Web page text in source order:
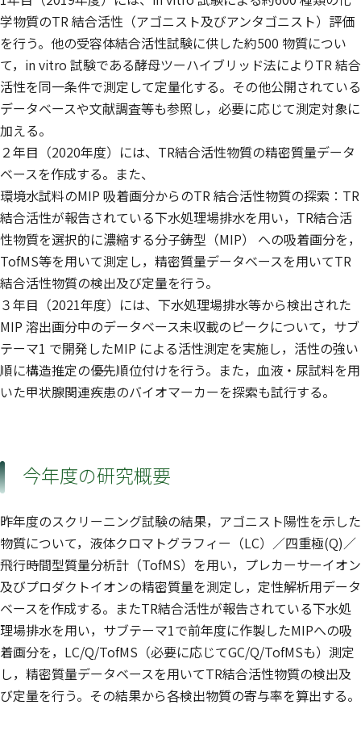
学物質のTR 結合活性（アゴニスト及びアンタゴニスト）評価
を行う。他の受容体結合活性試験に供した約500 物質につい
て，in vitro 試験である酵母ツーハイブリッド法によりTR 結合
活性を同一条件で測定して定量化する。その他公開されている
データベースや文献調査等も参照し，必要に応じて測定対象に
加える。
２年目（2020年度）には、TR結合活性物質の精密質量データ
ベースを作成する。また、
環境水試料のMIP 吸着画分からのTR 結合活性物質の探索：TR
結合活性が報告されている下水処理場排水を用い，TR結合活
性物質を選択的に濃縮する分子鋳型（MIP） への吸着画分を，
TofMS等を用いて測定し，精密質量データベースを用いてTR
結合活性物質の検出及び定量を行う。
３年目（2021年度）には、下水処理場排水等から検出された
MIP 溶出画分中のデータベース未収載のピークについて，サブ
テーマ1 で開発したMIP による活性測定を実施し，活性の強い
順に構造推定の優先順位付けを行う。また，血液・尿試料を用
いた甲状腺関連疾患のバイオマーカーを探索も試行する。
今年度の研究概要
昨年度のスクリーニング試験の結果，アゴニスト陽性を示した
物質について，液体クロマトグラフィー（LC）／四重極(Q)／
飛行時間型質量分析計（TofMS）を用い，プレカーサーイオン
及びプロダクトイオンの精密質量を測定し，定性解析用データ
ベースを作成する。またTR結合活性が報告されている下水処
理場排水を用い，サブテーマ1で前年度に作製したMIPへの吸
着画分を，LC/Q/TofMS（必要に応じてGC/Q/TofMSも）測定
し，精密質量データベースを用いてTR結合活性物質の検出及
び定量を行う。その結果から各検出物質の寄与率を算出する。